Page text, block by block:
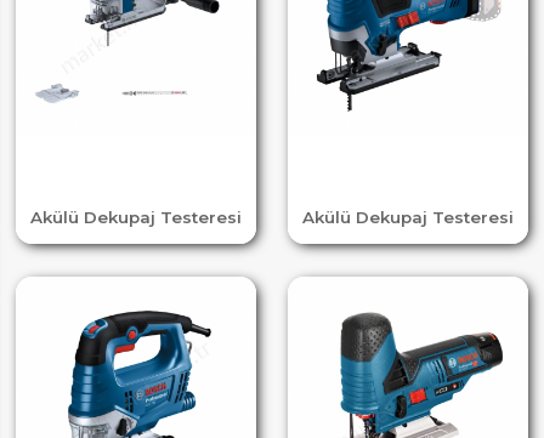
Akülü Dekupaj Testeresi Akülü Dekupaj Testeresi